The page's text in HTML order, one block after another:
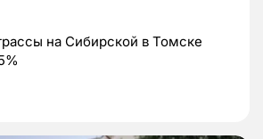
на Сибирской в Томске